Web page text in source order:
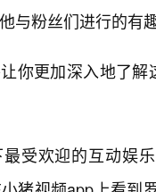
与粉丝们进行的有
你更加深入地了
受欢迎的互动娱